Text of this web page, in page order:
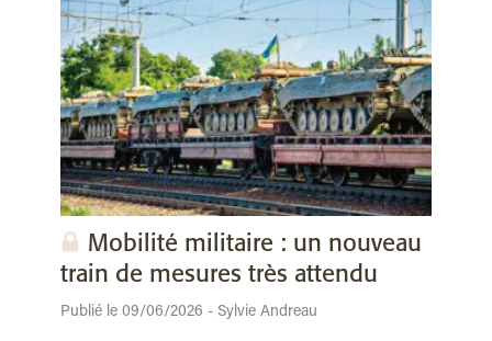
Mobilité militaire : un nouveau
train de mesures très attendu
Publié le 09/06/2026 - Sylvie Andreau